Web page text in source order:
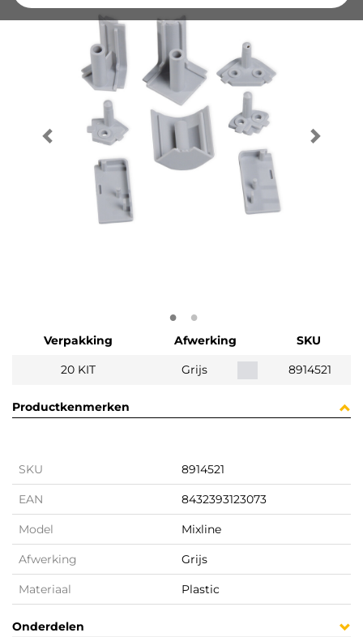
Verpakking Afwerking
SKU
20 KIT
Grijs 8914521
Productkenmerken
SKU 8914521
EAN 8432393123073
Model Mixline
Afwerking Grijs
Materiaal Plastic
Onderdelen